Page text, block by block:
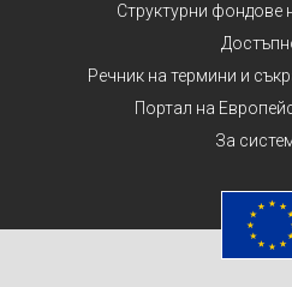
Структурни фондове
Речник на термини и
Портал на
За